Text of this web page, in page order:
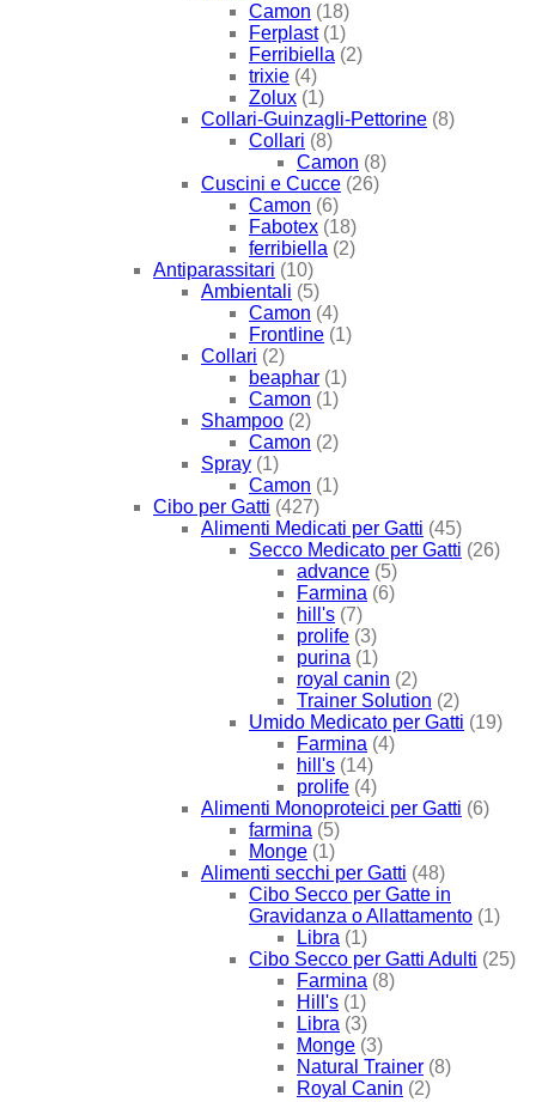
Camon (18)
Ferplast (1)
Ferribiella (2)
trixie (4)
Zolux (1)
Collari-Guinzagli-Pettorine (8)
Collari (8)
Camon (8)
Cuscini e Cucce (26)
Camon (6)
Fabotex (18)
ferribiella (2)
Antiparassitari (10)
Ambientali (5)
Camon (4)
Frontline (1)
Collari (2)
beaphar (1)
Camon (1)
Shampoo (2)
Camon (2)
Spray (1)
Camon (1)
Cibo per Gatti (427)
Alimenti Medicati per Gatti (45)
Secco Medicato per Gatti (26)
advance (5)
Farmina (6)
hill's (7)
prolife (3)
purina (1)
royal canin (2)
Trainer Solution (2)
Umido Medicato per Gatti (19)
Farmina (4)
hill's (14)
prolife (4)
Alimenti Monoproteici per Gatti (6)
farmina (5)
Monge (1)
Alimenti secchi per Gatti (48)
Cibo Secco per Gatte in
Gravidanza o Allattamento (1)
Libra (1)
Cibo Secco per Gatti Adulti (25)
Farmina (8)
Hill's (1)
Libra (3)
Monge (3)
Natural Trainer (8)
Royal Canin (2)